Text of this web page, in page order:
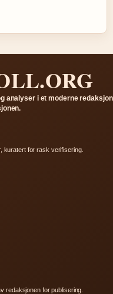
analyser i et moderne
kuratert for rask verifisering.
redaksjonen for publisering.